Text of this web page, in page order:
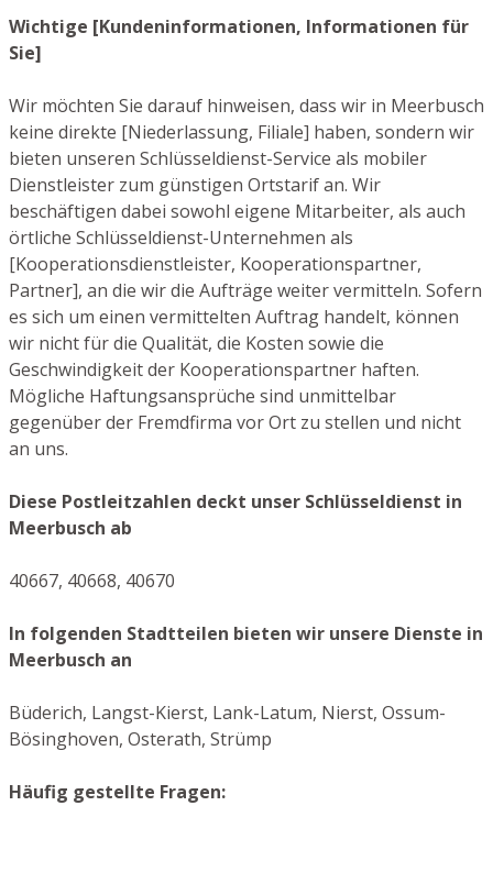
Wichtige [Kundeninformationen, Informationen für
Sie]
Wir möchten Sie darauf hinweisen, dass wir in Meerbusch
keine direkte [Niederlassung, Filiale] haben, sondern wir
bieten unseren Schlüsseldienst-Service als mobiler
Dienstleister zum günstigen Ortstarif an. Wir
beschäftigen dabei sowohl eigene Mitarbeiter, als auch
örtliche Schlüsseldienst-Unternehmen als
[Kooperationsdienstleister, Kooperationspartner,
Partner], an die wir die Aufträge weiter vermitteln. Sofern
es sich um einen vermittelten Auftrag handelt, können
wir nicht für die Qualität, die Kosten sowie die
Geschwindigkeit der Kooperationspartner haften.
Mögliche Haftungsansprüche sind unmittelbar
gegenüber der Fremdfirma vor Ort zu stellen und nicht
an uns.
Diese Postleitzahlen deckt unser Schlüsseldienst in
Meerbusch ab
40667, 40668, 40670
In folgenden Stadtteilen bieten wir unsere Dienste in
Meerbusch an
Büderich, Langst-Kierst, Lank-Latum, Nierst, Ossum-
Bösinghoven, Osterath, Strümp
Häufig gestellte Fragen: